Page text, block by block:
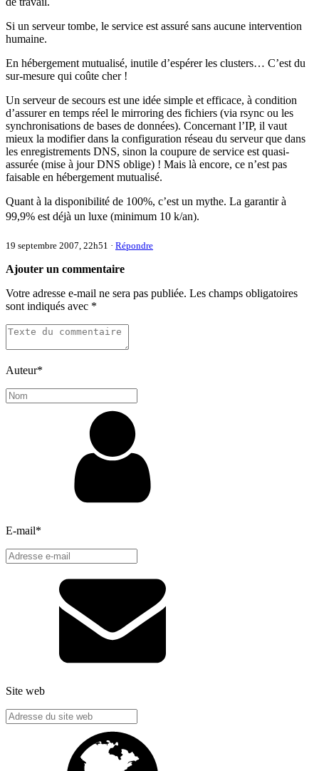
Si un serveur tombe, le service est assuré sans aucune intervention
humaine.
En hébergement mutualisé, inutile d’espérer les clusters… C’est du
sur-mesure qui coûte cher !
Un serveur de secours est une idée simple et efficace, à condition
d’assurer en temps réel le mirroring des fichiers (via rsync ou les
synchronisations de bases de données). Concernant l’IP, il vaut
mieux la modifier dans la configuration réseau du serveur que dans
les enregistrements DNS, sinon la coupure de service est quasi-
assurée (mise à jour DNS oblige) ! Mais là encore, ce n’est pas
faisable en hébergement mutualisé.
Quant à la disponibilité de 100%, c’est un mythe. La garantir à
99,9% est déjà un luxe (minimum 10 k/an).
19 septembre 2007, 22h51 · Répondre
Ajouter un commentaire
Votre adresse e-mail ne sera pas publiée. Les champs obligatoires
sont indiqués avec *
Auteur*
E-mail*
Site web